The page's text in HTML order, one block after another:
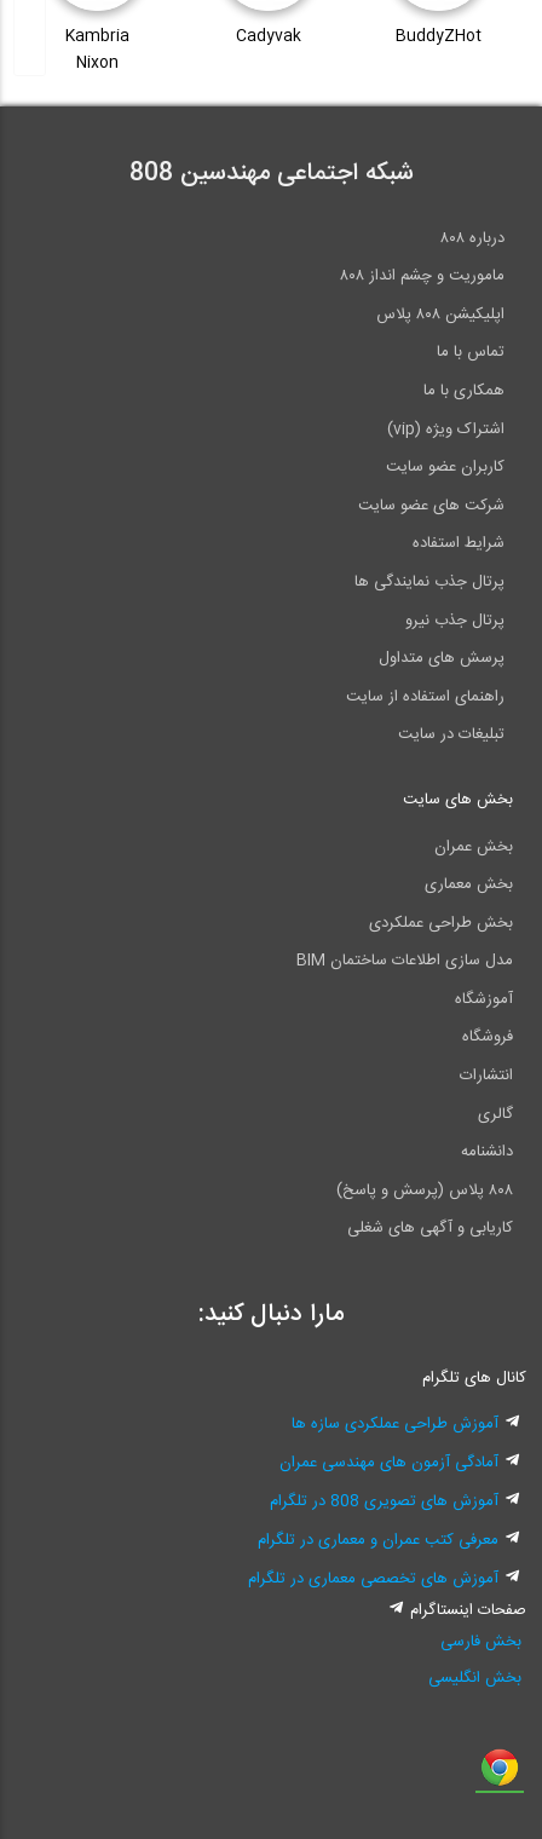
BuddyZHot
Cadyvak
Kambria
Nixon
شبکه اجتماعی مهندسین 808
درباره ۸۰۸
ماموریت و چشم انداز ۸۰۸
اپلیکیشن ۸۰۸ پلاس
تماس با ما
همکاری با ما
اشتراک ویژه (vip)
کاربران عضو سایت
شرکت های عضو سایت
شرایط استفاده
پرتال جذب نمایندگی ها
پرتال جذب نیرو
پرسش های متداول
راهنمای استفاده از سایت
تبلیغات در سایت
بخش های سایت
بخش عمران
بخش معماری
بخش طراحی عملکردی
مدل سازی اطلاعات ساختمان BIM
آموزشگاه
فروشگاه
انتشارات
گالری
دانشنامه
۸۰۸ پلاس (پرسش و پاسخ)
کاریابی و آگهی های شغلی
مارا دنبال کنید:
کانال های تلگرام
آموزش طراحی عملکردی سازه ها
آمادگی آزمون های مهندسی عمران
آموزش های تصویری 808 در تلگرام
معرفی کتب عمران و معماری در تلگرام
آموزش های تخصصی معماری در تلگرام
صفحات اینستاگرام
بخش فارسی
بخش انگلیسی